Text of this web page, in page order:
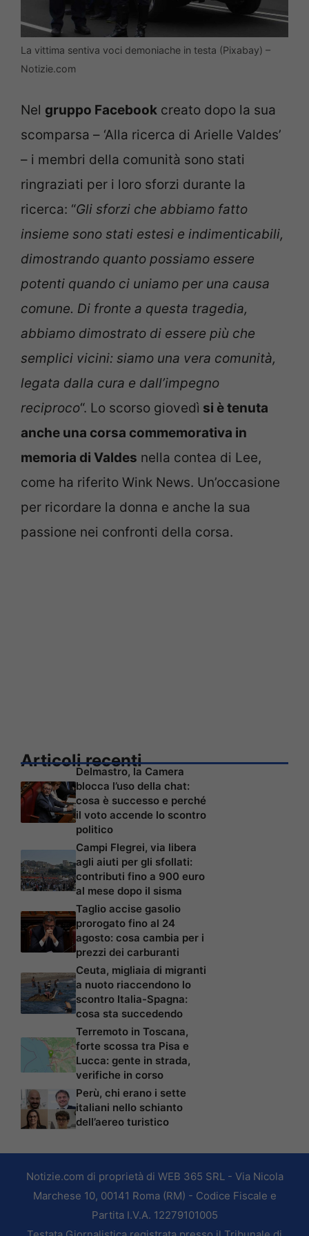
La vittima sentiva voci demoniache in testa (Pixabay) –
Notizie.com
Nel gruppo Facebook creato dopo la sua
scomparsa – ‘Alla ricerca di Arielle Valdes’
– i membri della comunità sono stati
ringraziati per i loro sforzi durante la
ricerca: “Gli sforzi che abbiamo fatto
insieme sono stati estesi e indimenticabili,
dimostrando quanto possiamo essere
potenti quando ci uniamo per una causa
comune. Di fronte a questa tragedia,
abbiamo dimostrato di essere più che
semplici vicini: siamo una vera comunità,
legata dalla cura e dall’impegno
reciproco“. Lo scorso giovedì si è tenuta
anche una corsa commemorativa in
memoria di Valdes nella contea di Lee,
come ha riferito Wink News. Un’occasione
per ricordare la donna e anche la sua
passione nei confronti della corsa.
Articoli recenti
Delmastro, la Camera
blocca l’uso della chat:
cosa è successo e perché
il voto accende lo scontro
politico
Campi Flegrei, via libera
agli aiuti per gli sfollati:
contributi fino a 900 euro
al mese dopo il sisma
Taglio accise gasolio
prorogato fino al 24
agosto: cosa cambia per i
prezzi dei carburanti
Ceuta, migliaia di migranti
a nuoto riaccendono lo
scontro Italia-Spagna:
cosa sta succedendo
Terremoto in Toscana,
forte scossa tra Pisa e
Lucca: gente in strada,
verifiche in corso
Perù, chi erano i sette
italiani nello schianto
dell’aereo turistico
Notizie.com di proprietà di WEB 365 SRL - Via Nicola
Marchese 10, 00141 Roma (RM) - Codice Fiscale e
Partita I.V.A. 12279101005